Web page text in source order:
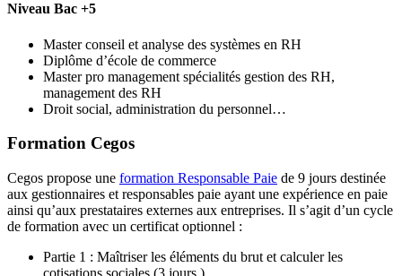
Niveau Bac +5
Master conseil et analyse des systèmes en RH
Diplôme d’école de commerce
Master pro management spécialités gestion des RH,
management des RH
Droit social, administration du personnel…
Formation Cegos
Cegos propose une formation Responsable Paie de 9 jours destinée
aux gestionnaires et responsables paie ayant une expérience en paie
ainsi qu’aux prestataires externes aux entreprises. Il s’agit d’un cycle
de formation avec un certificat optionnel :
Partie 1 : Maîtriser les éléments du brut et calculer les
cotisations sociales (3 jours )